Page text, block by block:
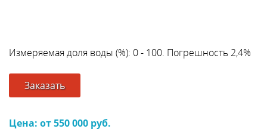
Измеряемая доля воды (%): 0 - 100. Погрешность 2,4%
Заказать
Цена: от 550 000 руб.